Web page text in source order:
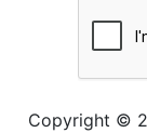
Copyright ©